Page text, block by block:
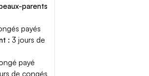
parents
payés
: 3 jours de
payé
de congés